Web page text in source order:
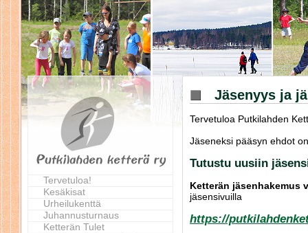
Tervetuloa!
Kesäkisat
Urheilukenttä
Juhannusturnaus
Ketterän Tulet
Jäsenyys ja
Tervetuloa Putkilahden
Jäseneksi pääsyn ehdot
Tutustu uusiin
Ketterän jäsenhakemus
jäsensivuilla
https://